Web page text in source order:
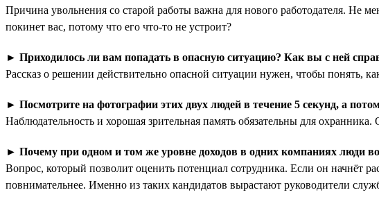
Причина увольнения со старой работы важна для нового работодателя. Не
покинет вас, потому что его что-то не устроит?
► Приходилось ли вам попадать в опасную ситуацию? Как вы с ней
Рассказ о решении действительно опасной ситуации нужен, чтобы понять,
► Посмотрите на фотографии этих двух людей в течение 5 секунд, а
Наблюдательность и хорошая зрительная память обязательны для
► Почему при одном и том же уровне доходов в одних компаниях люди
Вопрос, который позволит оценить потенциал сотрудника. Если он начнёт
повнимательнее. Именно из таких кандидатов вырастают руководители